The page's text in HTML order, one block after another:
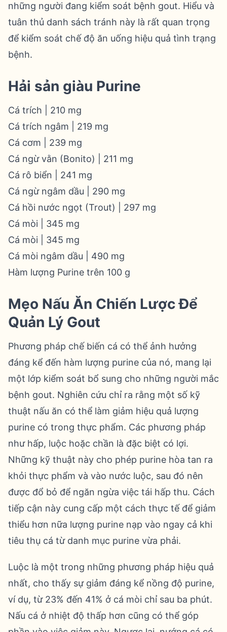
những người đang kiểm soát bệnh gout. Hiểu và
tuân thủ danh sách tránh này là rất quan trọng
để kiểm soát chế độ ăn uống hiệu quả tình trạng
bệnh.
Hải sản giàu Purine
Cá trích | 210 mg
Cá trích ngâm | 219 mg
Cá cơm | 239 mg
Cá ngừ vằn (Bonito) | 211 mg
Cá rô biển | 241 mg
Cá ngừ ngâm dầu | 290 mg
Cá hồi nước ngọt (Trout) | 297 mg
Cá mòi | 345 mg
Cá mòi | 345 mg
Cá mòi ngâm dầu | 490 mg
Hàm lượng Purine trên 100 g
Mẹo Nấu Ăn Chiến Lược Để
Quản Lý Gout
Phương pháp chế biến cá có thể ảnh hưởng
đáng kể đến hàm lượng purine của nó, mang lại
một lớp kiểm soát bổ sung cho những người mắc
bệnh gout. Nghiên cứu chỉ ra rằng một số kỹ
thuật nấu ăn có thể làm giảm hiệu quả lượng
purine có trong thực phẩm. Các phương pháp
như hấp, luộc hoặc chần là đặc biệt có lợi.
Những kỹ thuật này cho phép purine hòa tan ra
khỏi thực phẩm và vào nước luộc, sau đó nên
được đổ bỏ để ngăn ngừa việc tái hấp thu. Cách
tiếp cận này cung cấp một cách thực tế để giảm
thiểu hơn nữa lượng purine nạp vào ngay cả khi
tiêu thụ cá từ danh mục purine vừa phải.
Luộc là một trong những phương pháp hiệu quả
nhất, cho thấy sự giảm đáng kể nồng độ purine,
ví dụ, từ 23% đến 41% ở cá mòi chỉ sau ba phút.
Nấu cá ở nhiệt độ thấp hơn cũng có thể góp